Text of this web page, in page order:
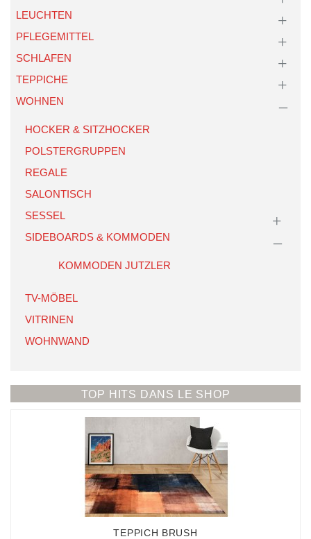
LEUCHTEN
PFLEGEMITTEL
SCHLAFEN
TEPPICHE
WOHNEN
HOCKER & SITZHOCKER
POLSTERGRUPPEN
REGALE
SALONTISCH
SESSEL
SIDEBOARDS & KOMMODEN
KOMMODEN JUTZLER
TV-MÖBEL
VITRINEN
WOHNWAND
TOP HITS DANS LE SHOP
TEPPICH BRUSH